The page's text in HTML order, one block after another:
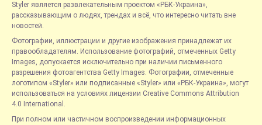
Styler является развлекательным проектом «РБК-Украина»,
рассказывающим о людях, трендах и всё, что интересно читать вне
новостей.
Фотографии, иллюстрации и другие изображения принадлежат их
правообладателям. Использование фотографий, отмеченных Getty
Images, допускается исключительно при наличии письменного
разрешения фотоагентства Getty Images. Фотографии, отмеченные
логотипом «Styler» или подписанные «Styler» или «РБК-Украина», могут
использоваться на условиях лицензии Creative Commons Attribution
4.0 International.
При полном или частичном воспроизведении информационных